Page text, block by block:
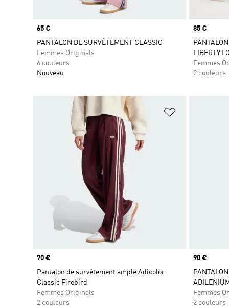
Prix
65 €
PANTALON DE SURVÊTEMENT CLASSIC
Femmes Originals
6 couleurs
Nouveau
Prix
85 €
LIBERTY
Femmes
2 couleurs
Prix
70 €
Pantalon de survêtement ample Adicolor
Classic Firebird
Femmes Originals
2 couleurs
Prix
90 €
Femmes
2 couleurs